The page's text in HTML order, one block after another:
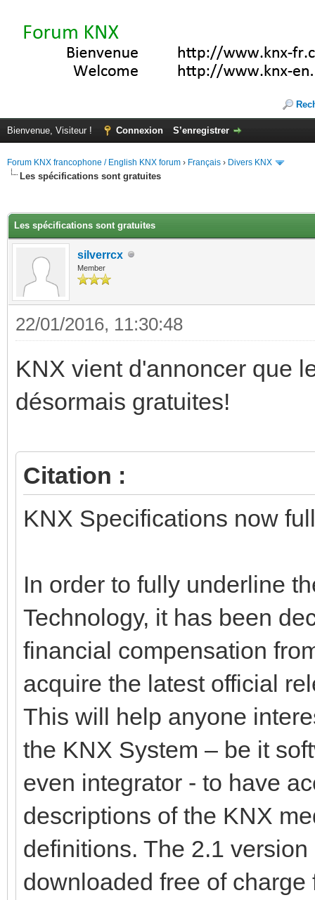
Bienvenue, Visiteur ! Connexion S’enregistrer
Forum KNX francophone / English KNX forum › Français › Divers KNX
Les spécifications sont gratuites
Les spécifications sont gratuites
silverrcx
Member
22/01/2016, 11:30:48
KNX vient d'annoncer que
désormais gratuites!
Citation :
KNX Specifications now
In order to fully underline
Technology, it has been
financial compensation
acquire the latest official
This will help anyone
the KNX System – be it
even integrator - to have
descriptions of the KNX
definitions. The 2.1
downloaded free of